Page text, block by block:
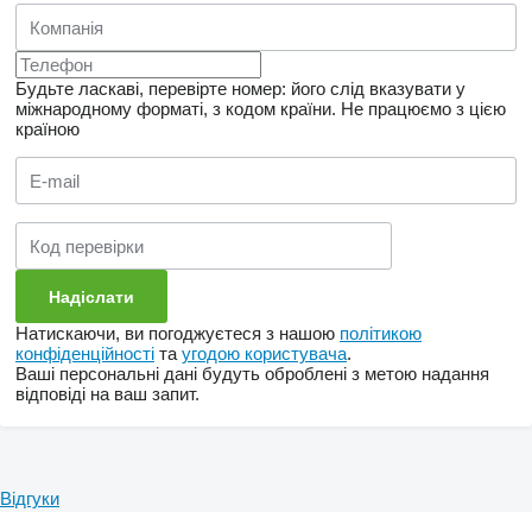
Будьте ласкаві, перевірте номер: його слід вказувати у
міжнародному форматі, з кодом країни. Не працюємо з цією
країною
Натискаючи, ви погоджуєтеся з нашою політикою
конфіденційності та угодою користувача.
Ваші персональні дані будуть оброблені з метою надання
відповіді на ваш запит.
Відгуки